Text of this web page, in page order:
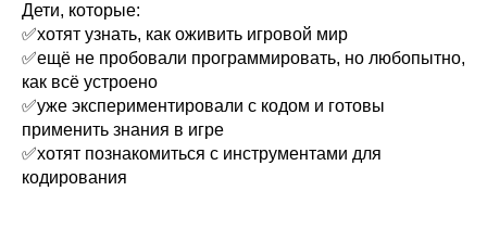
Дети, которые:
✅хотят узнать, как оживить игровой мир
✅ещё не пробовали программировать, но любопытно,
как всё устроено
✅уже экспериментировали с кодом и готовы
применить знания в игре
✅хотят познакомиться с инструментами для
кодирования